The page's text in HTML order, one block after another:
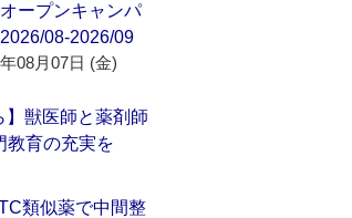
ープンキャンパ
08-2026/09
08月07日 (金)
】獣医師と薬剤師
教育の充実を
類似薬で中間整